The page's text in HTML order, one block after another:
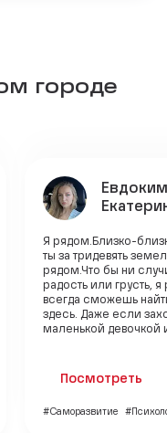
городе
Я рядом.Близко-
ты за тридевять
рядом.Что бы ни
радость или грусть,
всегда сможешь
здесь. Даже если
маленькой девочкой
Посмотреть
#Саморазвитие